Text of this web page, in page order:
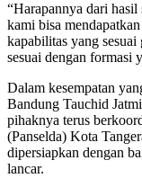
“Harapannya dari
kami bisa
kapabilitas yang
sesuai dengan formasi
Dalam kesempatan
Bandung Tauchid
pihaknya terus
(Panselda) Kota
dipersiapkan dengan
lancar.